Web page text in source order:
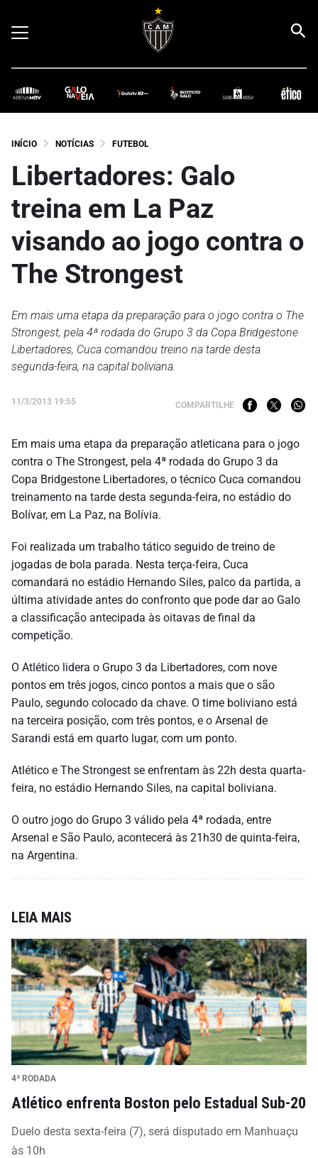
INÍCIO NOTÍCIAS FUTEBOL
Libertadores: Galo
treina em La Paz
visando ao jogo contra o
The Strongest
Em mais uma etapa da preparação para o jogo contra o The
Strongest, pela 4ª rodada do Grupo 3 da Copa Bridgestone
Libertadores, Cuca comandou treino na tarde desta
segunda-feira, na capital boliviana.
11/3/2013 19:55 COMPARTILHE
Em mais uma etapa da preparação atleticana para o jogo
contra o The Strongest, pela 4ª rodada do Grupo 3 da
Copa Bridgestone Libertadores, o técnico Cuca comandou
treinamento na tarde desta segunda-feira, no estádio do
Bolívar, em La Paz, na Bolívia.
Foi realizada um trabalho tático seguido de treino de
jogadas de bola parada. Nesta terça-feira, Cuca
comandará no estádio Hernando Siles, palco da partida, a
última atividade antes do confronto que pode dar ao Galo
a classificação antecipada às oitavas de final da
competição.
O Atlético lidera o Grupo 3 da Libertadores, com nove
pontos em três jogos, cinco pontos a mais que o são
Paulo, segundo colocado da chave. O time boliviano está
na terceira posição, com três pontos, e o Arsenal de
Sarandi está em quarto lugar, com um ponto.
Atlético e The Strongest se enfrentam às 22h desta quarta-
feira, no estádio Hernando Siles, na capital boliviana.
O outro jogo do Grupo 3 válido pela 4ª rodada, entre
Arsenal e São Paulo, acontecerá às 21h30 de quinta-feira,
na Argentina.
LEIA MAIS
4ª RODADA
Atlético enfrenta Boston pelo Estadual Sub-20
Duelo desta sexta-feira (7), será disputado em Manhuaçu
às 10h